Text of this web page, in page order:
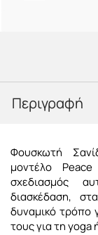
Περιγραφή
Φουσκωτή
μοντέλο
σχεδιασμός
διασκέδαση,
δυναμικό τρόπο
τους για τη yoga